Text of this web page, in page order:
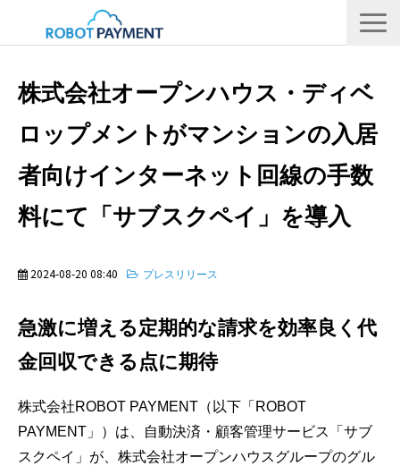
CVC
会社情報
IR
採用情報
株式会社オープンハウス・ディベ
ロップメントがマンションの入居
者向けインターネット回線の手数
料にて「サブスクペイ」を導入
2024-08-20 08:40 プレスリリース
急激に増える定期的な請求を効率良く代
金回収できる点に期待
株式会社ROBOT PAYMENT（以下「ROBOT
PAYMENT」）は、自動決済・顧客管理サービス「サブ
スクペイ」が、株式会社オープンハウスグループのグル